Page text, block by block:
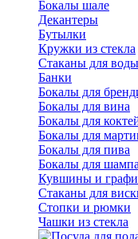
Бокалы шале
Декантеры
Бутылки
Кружки из стекла
Стаканы для воды
Банки
Бокалы для
Бокалы для вина
Бокалы для
Бокалы для
Бокалы для пива
Бокалы для
Кувшины и
Стаканы для
Стопки и рюмки
Чашки из стекла